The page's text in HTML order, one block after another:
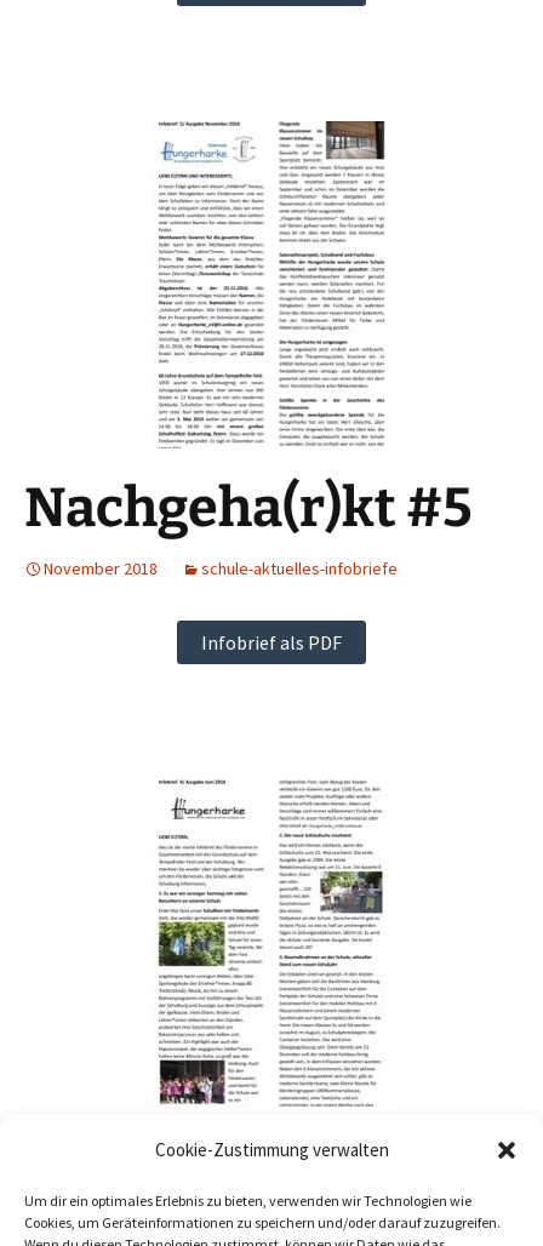
Cookie-Zustimmung verwalten
Um dir ein optimales Erlebnis zu bieten, verwenden wir Technologien wie
Cookies, um Geräteinformationen zu speichern und/oder darauf zuzugreifen.
Nachgeha(r)kt #5
November 2018 schule-aktuelles-infobriefe
Infobrief als PDF
Nachgeha(r)kt #4
Juni 2018 schule-aktuelles-infobriefe